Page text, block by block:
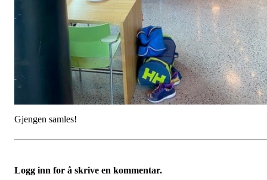
Gjengen samles!
Logg inn for å skrive en kommentar.